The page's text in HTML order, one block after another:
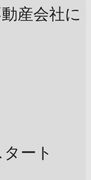
産会社に
ート